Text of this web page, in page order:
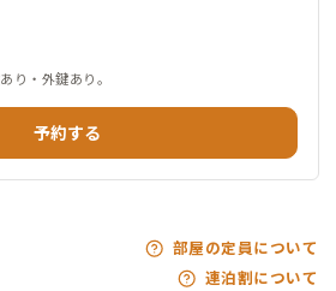
り・外鍵あり。
予約する
部屋の定員について
連泊割について